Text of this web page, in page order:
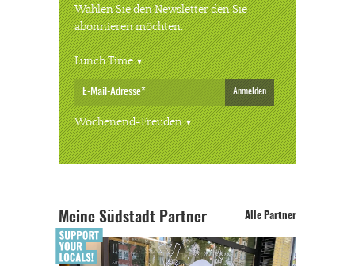
Wählen Sie den Newsletter den Sie
abonnieren möchten.
Lunch Time
Anmelden
Wochenend-Freuden
Meine Südstadt Partner Alle Partner